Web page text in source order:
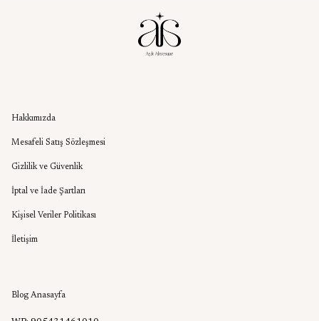
Hakkımızda
Mesafeli Satış Sözleşmesi
Gizlilik ve Güvenlik
İptal ve İade Şartları
Kişisel Veriler Politikası
İletişim
Blog Anasayfa